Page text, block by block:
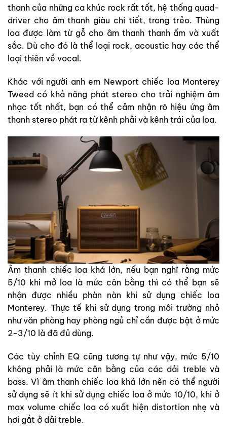
thanh của những ca khúc rock rất tốt, hệ thống quad-
driver cho âm thanh giàu chi tiết, trong trẻo. Thùng
loa được làm từ gỗ cho âm thanh thanh ấm và xuất
sắc. Dù cho đó là thể loại rock, acoustic hay các thể
loại thiên về vocal.
Khác với người anh em Newport chiếc loa Monterey
Tweed có khả năng phát stereo cho trải nghiệm âm
nhạc tốt nhất, bạn có thể cảm nhận rõ hiệu ứng âm
thanh stereo phát ra từ kênh phải và kênh trái của loa.
Âm thanh chiếc loa khá lớn, nếu bạn nghĩ rằng mức
5/10 khi mở loa là mức cân bằng thì có thể bạn sẽ
nhận được nhiều phàn nàn khi sử dụng chiếc loa
Monterey. Thực tế khi sử dụng trong môi trường nhỏ
như văn phòng hay phòng ngủ chỉ cần được bật ở mức
2-3/10 là đã đủ dùng.
Các tùy chỉnh EQ cũng tương tự như vậy, mức 5/10
không phải là mức cân bằng của các dải treble và
bass. Vì âm thanh chiếc loa khá lớn nên có thể người
sử dụng sẽ ít khi sử dụng chiếc loa ở mức 10/10, khi ở
max volume chiếc loa có xuất hiện distortion nhẹ và
hơi gắt ở dải treble.